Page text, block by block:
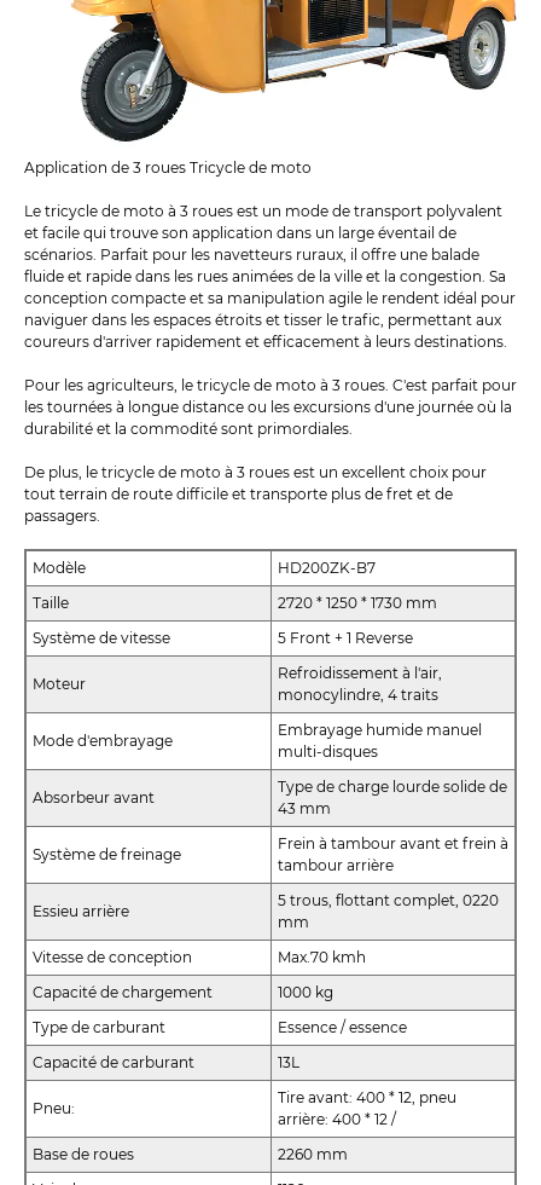
Application de 3 roues Tricycle de moto
Le tricycle de moto à 3 roues est un mode de transport polyvalent
et facile qui trouve son application dans un large éventail de
scénarios. Parfait pour les navetteurs ruraux, il offre une balade
fluide et rapide dans les rues animées de la ville et la congestion. Sa
conception compacte et sa manipulation agile le rendent idéal pour
naviguer dans les espaces étroits et tisser le trafic, permettant aux
coureurs d'arriver rapidement et efficacement à leurs destinations.
Pour les agriculteurs, le tricycle de moto à 3 roues. C'est parfait pour
les tournées à longue distance ou les excursions d'une journée où la
durabilité et la commodité sont primordiales.
De plus, le tricycle de moto à 3 roues est un excellent choix pour
tout terrain de route difficile et transporte plus de fret et de
passagers.
Modèle
HD200ZK-B7
Taille
2720 ​​* 1250 * 1730 mm
Système de vitesse
5 Front + 1 Reverse
Moteur
Refroidissement à l'air,
monocylindre, 4 traits
Mode d'embrayage
Embrayage humide manuel
multi-disques
Absorbeur avant
Type de charge lourde solide de
43 mm
Système de freinage
Frein à tambour avant et frein à
tambour arrière
Essieu arrière
5 trous, flottant complet, 0220
mm
Vitesse de conception
Max.70 kmh
Capacité de chargement
1000 kg
Type de carburant
Essence / essence
Capacité de carburant
13L
Pneu:
Tire avant: 400 * 12, pneu
arrière: 400 * 12 /
Base de roues
2260 mm